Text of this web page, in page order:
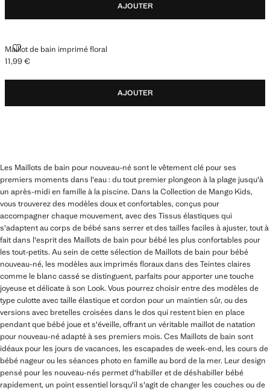
AJOUTER
Maillot de bain imprimé floral
MAILLOT DE BAIN IMPRIMÉ FLORAL
Prix actuel [11,99 € ]
11,99 €
AJOUTER
Les Maillots de bain pour nouveau-né sont le vêtement clé pour ses
premiers moments dans l'eau : du tout premier plongeon à la plage jusqu'à
un après-midi en famille à la piscine. Dans la Collection de Mango Kids,
vous trouverez des modèles doux et confortables, conçus pour
accompagner chaque mouvement, avec des Tissus élastiques qui
s'adaptent au corps de bébé sans serrer et des tailles faciles à ajuster, tout à
fait dans l'esprit des Maillots de bain pour bébé les plus confortables pour
les tout-petits. Au sein de cette sélection de Maillots de bain pour bébé
nouveau-né, les modèles aux imprimés floraux dans des Teintes claires
comme le blanc cassé se distinguent, parfaits pour apporter une touche
joyeuse et délicate à son Look. Vous pourrez choisir entre des modèles de
type culotte avec taille élastique et cordon pour un maintien sûr, ou des
versions avec bretelles croisées dans le dos qui restent bien en place
pendant que bébé joue et s'éveille, offrant un véritable maillot de natation
pour nouveau-né adapté à ses premiers mois. Ces Maillots de bain sont
idéaux pour les jours de vacances, les escapades de week-end, les cours de
bébé nageur ou les séances photo en famille au bord de la mer. Leur design
pensé pour les nouveau-nés permet d'habiller et de déshabiller bébé
rapidement, un point essentiel lorsqu'il s'agit de changer les couches ou de